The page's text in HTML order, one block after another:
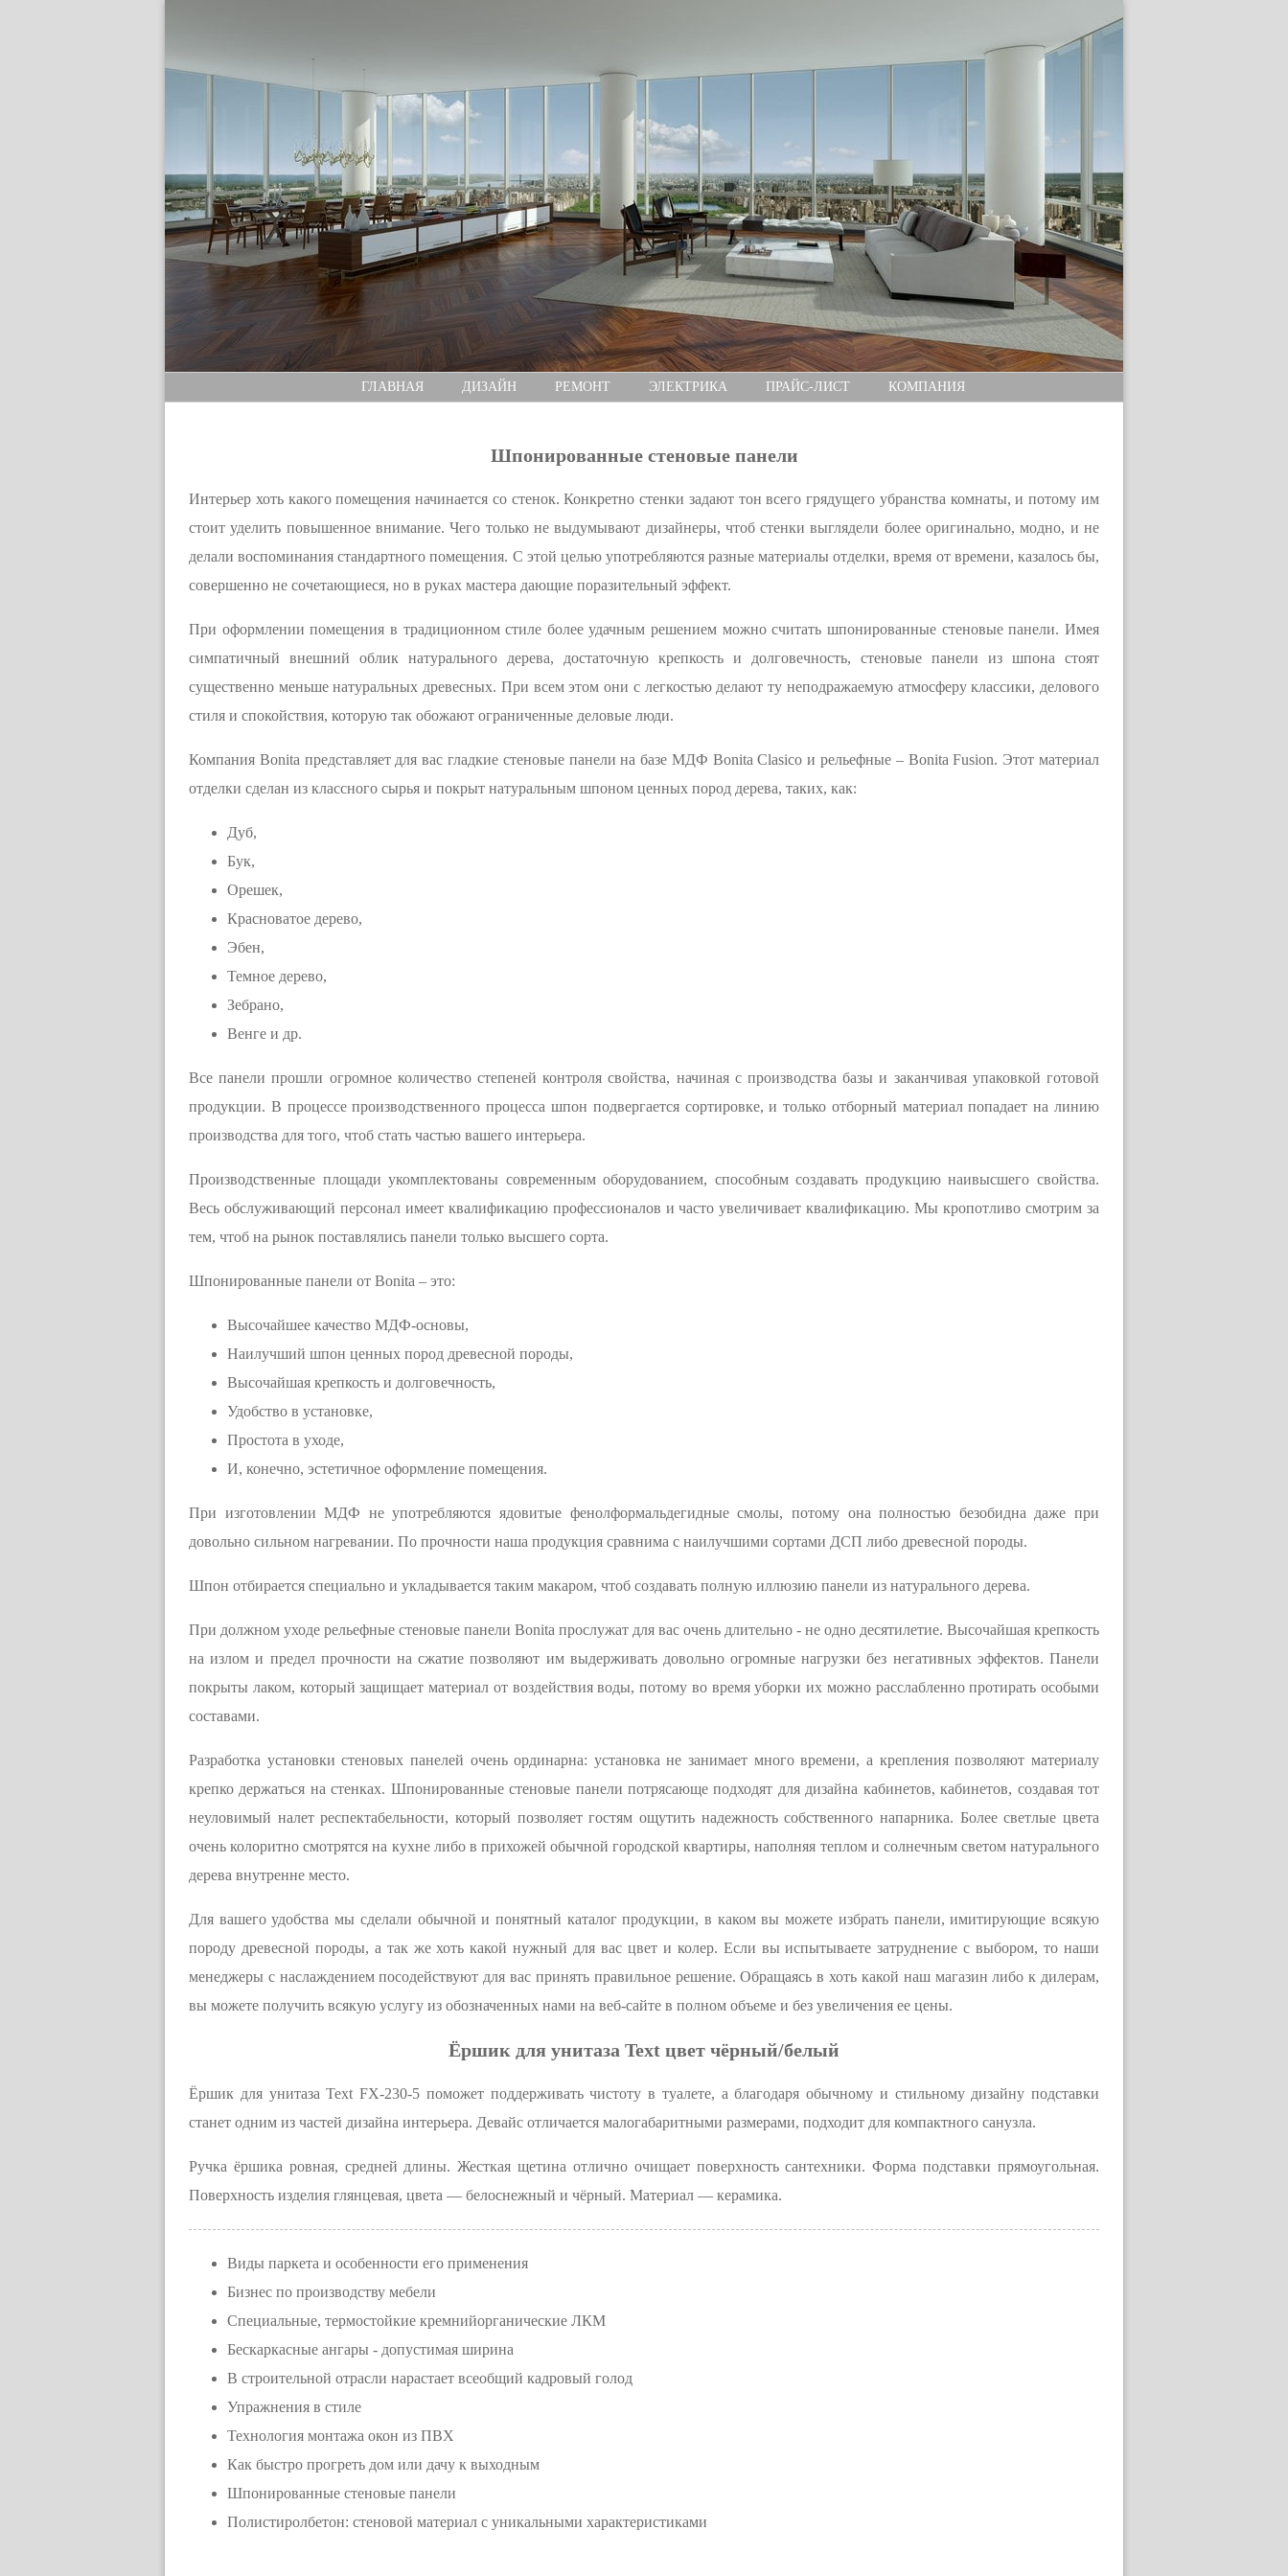
ГЛАВНАЯ ДИЗАЙН РЕМОНТ ЭЛЕКТРИКА ПРАЙС-ЛИСТ КОМПАНИЯ
Шпонированные стеновые панели
Интерьер хоть какого помещения начинается со стенок. Конкретно стенки задают тон всего грядущего убранства комнаты, и потому им
стоит уделить повышенное внимание. Чего только не выдумывают дизайнеры, чтоб стенки выглядели более оригинально, модно, и не
делали воспоминания стандартного помещения. С этой целью употребляются разные материалы отделки, время от времени, казалось бы,
совершенно не сочетающиеся, но в руках мастера дающие поразительный эффект.
При оформлении помещения в традиционном стиле более удачным решением можно считать шпонированные стеновые панели. Имея
симпатичный внешний облик натурального дерева, достаточную крепкость и долговечность, стеновые панели из шпона стоят
существенно меньше натуральных древесных. При всем этом они с легкостью делают ту неподражаемую атмосферу классики, делового
стиля и спокойствия, которую так обожают ограниченные деловые люди.
Компания Bonita представляет для вас гладкие стеновые панели на базе МДФ Bonita Clasico и рельефные – Bonita Fusion. Этот материал
отделки сделан из классного сырья и покрыт натуральным шпоном ценных пород дерева, таких, как:
Дуб,
Бук,
Орешек,
Красноватое дерево,
Эбен,
Темное дерево,
Зебрано,
Венге и др.
Все панели прошли огромное количество степеней контроля свойства, начиная с производства базы и заканчивая упаковкой готовой
продукции. В процессе производственного процесса шпон подвергается сортировке, и только отборный материал попадает на линию
производства для того, чтоб стать частью вашего интерьера.
Производственные площади укомплектованы современным оборудованием, способным создавать продукцию наивысшего свойства.
Весь обслуживающий персонал имеет квалификацию профессионалов и часто увеличивает квалификацию. Мы кропотливо смотрим за
тем, чтоб на рынок поставлялись панели только высшего сорта.
Шпонированные панели от Bonita – это:
Высочайшее качество МДФ-основы,
Наилучший шпон ценных пород древесной породы,
Высочайшая крепкость и долговечность,
Удобство в установке,
Простота в уходе,
И, конечно, эстетичное оформление помещения.
При изготовлении МДФ не употребляются ядовитые фенолформальдегидные смолы, потому она полностью безобидна даже при
довольно сильном нагревании. По прочности наша продукция сравнима с наилучшими сортами ДСП либо древесной породы.
Шпон отбирается специально и укладывается таким макаром, чтоб создавать полную иллюзию панели из натурального дерева.
При должном уходе рельефные стеновые панели Bonita прослужат для вас очень длительно - не одно десятилетие. Высочайшая крепкость
на излом и предел прочности на сжатие позволяют им выдерживать довольно огромные нагрузки без негативных эффектов. Панели
покрыты лаком, который защищает материал от воздействия воды, потому во время уборки их можно расслабленно протирать особыми
составами.
Разработка установки стеновых панелей очень ординарна: установка не занимает много времени, а крепления позволяют материалу
крепко держаться на стенках. Шпонированные стеновые панели потрясающе подходят для дизайна кабинетов, кабинетов, создавая тот
неуловимый налет респектабельности, который позволяет гостям ощутить надежность собственного напарника. Более светлые цвета
очень колоритно смотрятся на кухне либо в прихожей обычной городской квартиры, наполняя теплом и солнечным светом натурального
дерева внутренне место.
Для вашего удобства мы сделали обычной и понятный каталог продукции, в каком вы можете избрать панели, имитирующие всякую
породу древесной породы, а так же хоть какой нужный для вас цвет и колер. Если вы испытываете затруднение с выбором, то наши
менеджеры с наслаждением посодействуют для вас принять правильное решение. Обращаясь в хоть какой наш магазин либо к дилерам,
вы можете получить всякую услугу из обозначенных нами на веб-сайте в полном объеме и без увеличения ее цены.
Ёршик для унитаза Text цвет чёрный/белый
Ёршик для унитаза Text FX-230-5 поможет поддерживать чистоту в туалете, а благодаря обычному и стильному дизайну подставки
станет одним из частей дизайна интерьера. Девайс отличается малогабаритными размерами, подходит для компактного санузла.
Ручка ёршика ровная, средней длины. Жесткая щетина отлично очищает поверхность сантехники. Форма подставки прямоугольная.
Поверхность изделия глянцевая, цвета — белоснежный и чёрный. Материал — керамика.
Виды паркета и особенности его применения
Бизнес по производству мебели
Специальные, термостойкие кремнийорганические ЛКМ
Бескаркасные ангары - допустимая ширина
В строительной отрасли нарастает всеобщий кадровый голод
Упражнения в стиле
Технология монтажа окон из ПВХ
Как быстро прогреть дом или дачу к выходным
Шпонированные стеновые панели
Полистиролбетон: стеновой материал с уникальными характеристиками